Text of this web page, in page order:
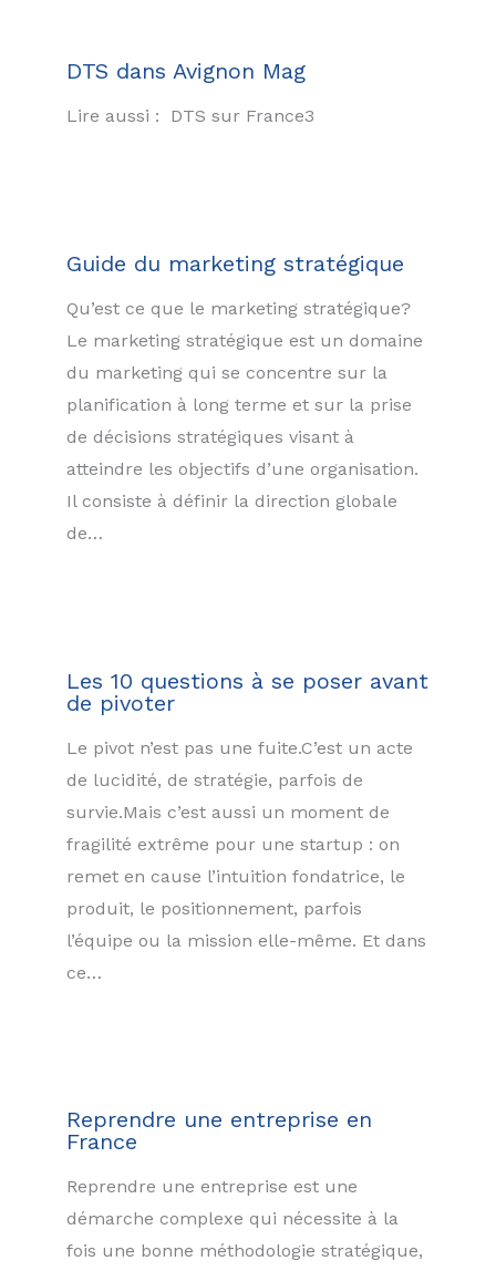
DTS dans Avignon Mag
Lire aussi : DTS sur France3
Guide du marketing stratégique
Qu’est ce que le marketing stratégique?
Le marketing stratégique est un domaine
du marketing qui se concentre sur la
planification à long terme et sur la prise
de décisions stratégiques visant à
atteindre les objectifs d’une organisation.
Il consiste à définir la direction globale
de…
Les 10 questions à se poser avant
de pivoter
Le pivot n’est pas une fuite.C’est un acte
de lucidité, de stratégie, parfois de
survie.Mais c’est aussi un moment de
fragilité extrême pour une startup : on
remet en cause l’intuition fondatrice, le
produit, le positionnement, parfois
l’équipe ou la mission elle-même. Et dans
ce…
Reprendre une entreprise en
France
Reprendre une entreprise est une
démarche complexe qui nécessite à la
fois une bonne méthodologie stratégique,